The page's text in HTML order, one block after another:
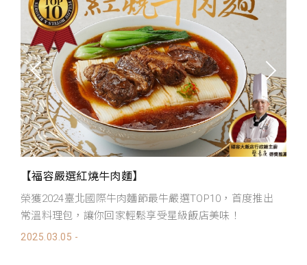
【福容嚴選紅燒牛肉麵】
榮獲2024臺北國際牛肉麵節最牛嚴選TOP10，首度推出
常溫料理包，讓你回家輕鬆享受星級飯店美味！
2025.03.05 -